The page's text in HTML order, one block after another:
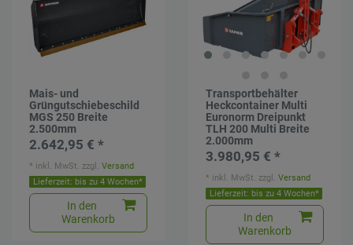
Mais- und
Grüngutschiebeschild
MGS 250 Breite
2.500mm
2.642,95 € *
Lieferzeit: bis zu 4 Wochen*
In den
Warenkorb
* inkl. MwSt. zzgl.Versand
Transportbehälter
Heckcontainer Multi
Euronorm Dreipunkt
TLH 200 Multi Breite
2.000mm
3.980,95 € *
Lieferzeit: bis zu 4 Wochen*
In den
Warenkorb
* inkl. MwSt. zzgl.Versand